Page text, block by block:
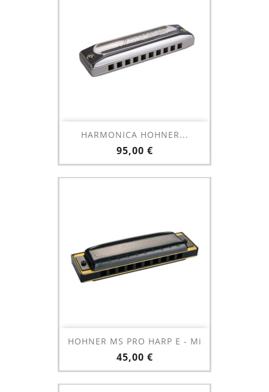
HARMONICA HOHNER...
Prix
95,00 €
HOHNER MS PRO HARP E - Mi
Prix
45,00 €